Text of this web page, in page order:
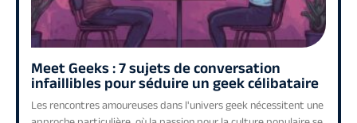
Meet Geeks : 7 sujets de conversation
infaillibles pour séduire un geek célibataire
Les rencontres amoureuses dans l'univers geek nécessitent une